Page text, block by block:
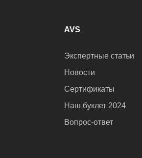
AVS
Экспертные статьи
Новости
Сертификаты
Наш буклет 2024
Вопрос-ответ